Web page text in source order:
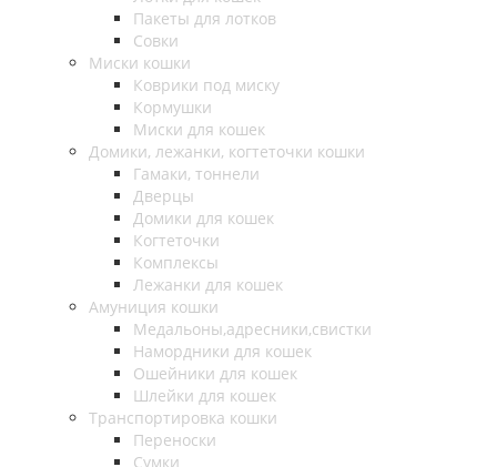
Пакеты для лотков
Совки
Миски кошки
Коврики под миску
Кормушки
Миски для кошек
Домики, лежанки, когтеточки кошки
Гамаки, тоннели
Дверцы
Домики для кошек
Когтеточки
Комплексы
Лежанки для кошек
Амуниция кошки
Медальоны,адресники,свистки
Намордники для кошек
Ошейники для кошек
Шлейки для кошек
Транспортировка кошки
Переноски
Сумки